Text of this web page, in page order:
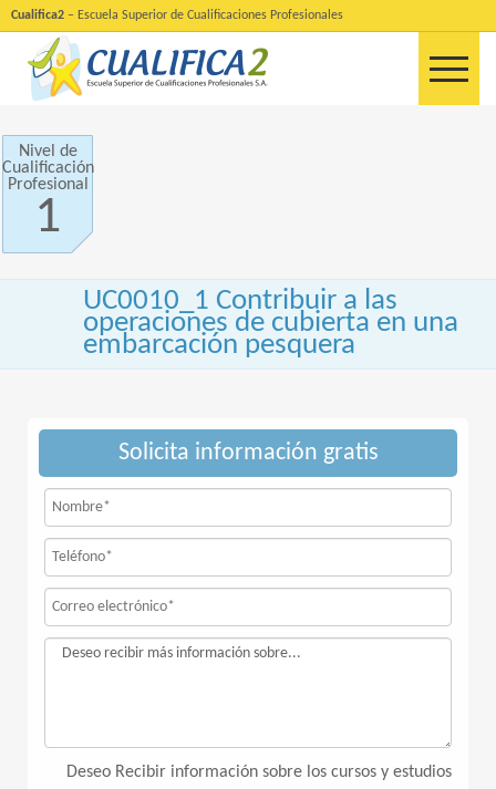
Cualifica2 – Escuela Superior de Cualificaciones Profesionales
Nivel de
Cualificación
Profesional
1
UC0010_1 Contribuir a las
operaciones de cubierta en una
embarcación pesquera
Solicita información gratis
Deseo Recibir información sobre los cursos y estudios